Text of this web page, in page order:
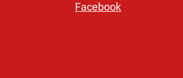
Facebook